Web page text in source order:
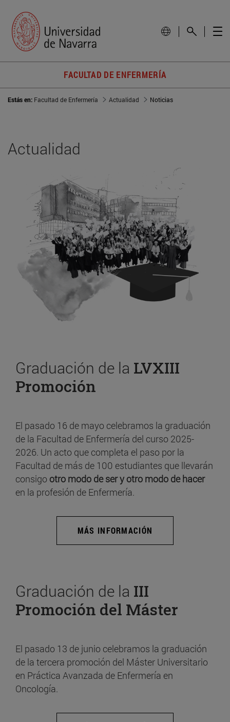
FACULTAD DE ENFERMERÍA
Estás en: Facultad de Enfermería Actualidad Noticias
Actualidad
Graduación de la LVXIII
Promoción
El pasado 16 de mayo celebramos la graduación
de la Facultad de Enfermería del curso 2025-
2026. Un acto que completa el paso por la
Facultad de más de 100 estudiantes que llevarán
consigo otro modo de ser y otro modo de hacer
en la profesión de Enfermería.
MÁS INFORMACIÓN
Graduación de la III
Promoción del Máster
El pasado 13 de junio celebramos la graduación
de la tercera promoción del Máster Universitario
en Práctica Avanzada de Enfermería en
Oncología.